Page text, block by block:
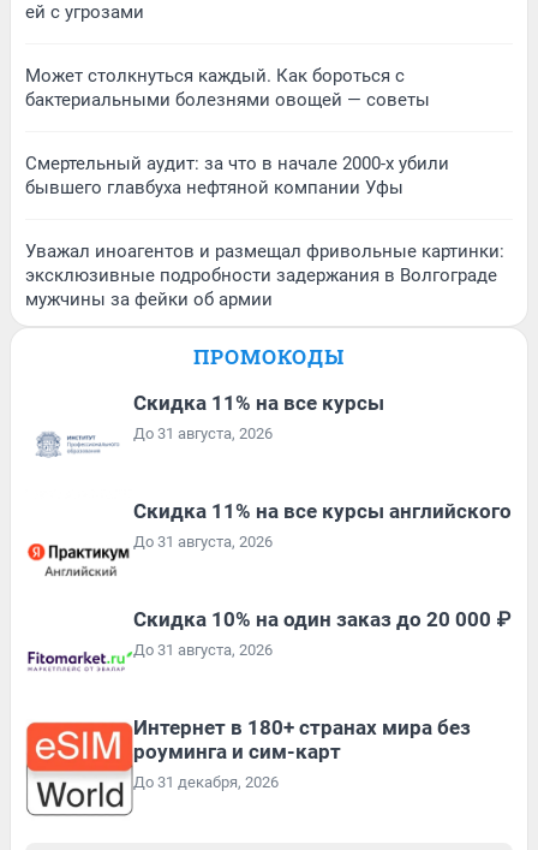
ей с угрозами
Может столкнуться каждый. Как бороться с
бактериальными болезнями овощей — советы
Смертельный аудит: за что в начале 2000-х убили
бывшего главбуха нефтяной компании Уфы
Уважал иноагентов и размещал фривольные картинки:
эксклюзивные подробности задержания в Волгограде
мужчины за фейки об армии
ПРОМОКОДЫ
Скидка 11% на все курсы
До 31 августа, 2026
Скидка 11% на все курсы английского
До 31 августа, 2026
Скидка 10% на один заказ до 20 000 ₽
До 31 августа, 2026
Интернет в 180+ странах мира без
роуминга и сим-карт
До 31 декабря, 2026